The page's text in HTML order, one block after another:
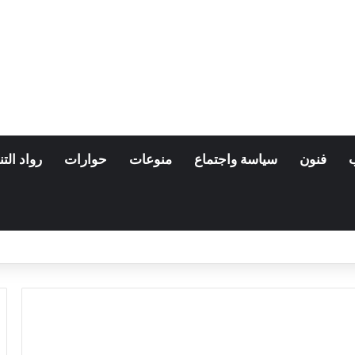
فنون سياسة واجتماع منوعات حوارات رواد